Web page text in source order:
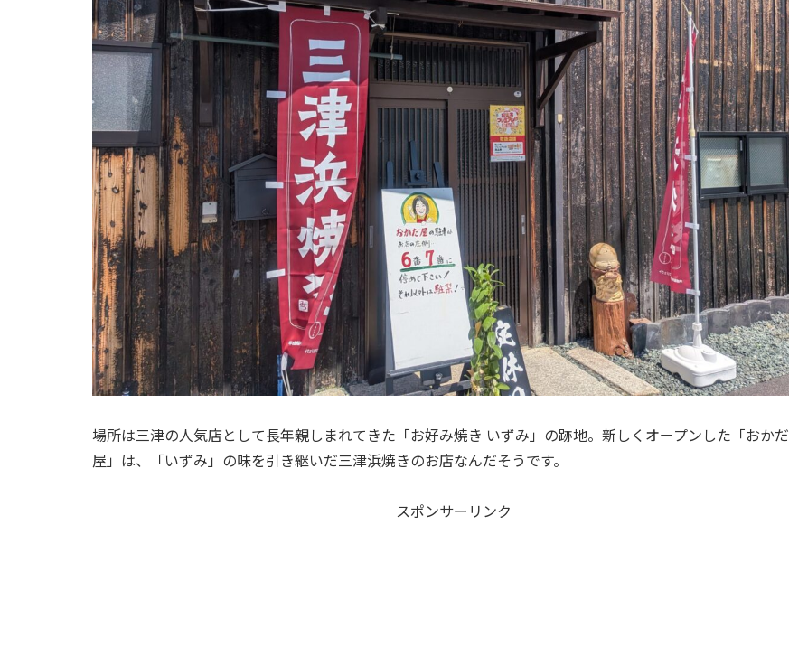
場所は三津の人気店として長年親しまれてきた「お好み焼き いずみ」の跡地。新しくオープンした「おかだ
屋」は、「いずみ」の味を引き継いだ三津浜焼きのお店なんだそうです。
スポンサーリンク